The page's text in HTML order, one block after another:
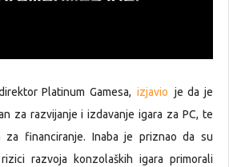
Platinum Gamesa, izjavio je da je
za razvijanje i izdavanje igara za PC, te
za financiranje. Inaba je priznao da su
razvoja konzolaških igara primorali